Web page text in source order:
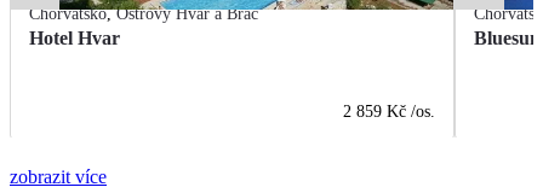
Chorvatsko,Ostrovy Hvar a Brač
Hotel Hvar
2 859 Kč /os.
zobrazit více